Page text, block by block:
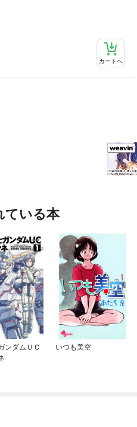
カートへ
ている本
ンダムＵＣ
いつも美空